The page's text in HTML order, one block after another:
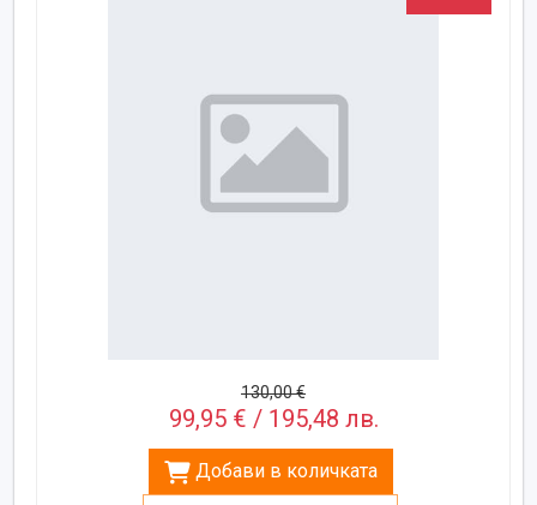
130,00 €
99,95 € / 195,48 лв.
Добави в количката